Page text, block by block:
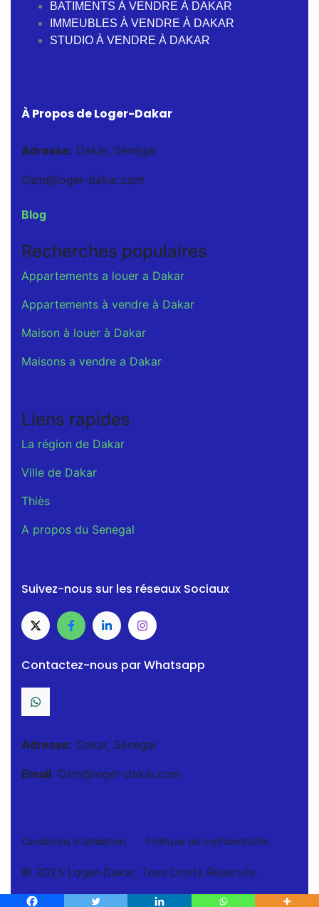
BATIMENTS À VENDRE À DAKAR
IMMEUBLES À VENDRE À DAKAR
STUDIO À VENDRE À DAKAR
À Propos de Loger-Dakar
Adresse: Dakar, Sénégal
Osm@loger-dakar.com
Blog
Recherches populaires
Appartements a louer a Dakar
Appartements à vendre à Dakar
Maison à louer à Dakar
Maisons a vendre a Dakar
Liens rapides
La région de Dakar
Ville de Dakar
Thiès
A propos du Senegal
Suivez-nous sur les réseaux Sociaux
Contactez-nous par Whatsapp
Adresse: Dakar, Sénégal
Email: Osm@loger-dakar.com
Conditions d'utilisation Politique de confidentialité
© 2025 Loger-Dakar. Tous Droits Réservés.